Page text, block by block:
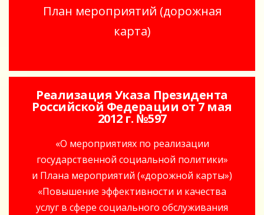
План мероприятий (дорожная
карта)
Реализация Указа Президента
Российской Федерации от 7 мая
2012 г. №597
«О мероприятиях по реализации
государственной социальной политики»
и Плана мероприятий («дорожной карты»)
«Повышение эффективности и качества
услуг в сфере социального обслуживания